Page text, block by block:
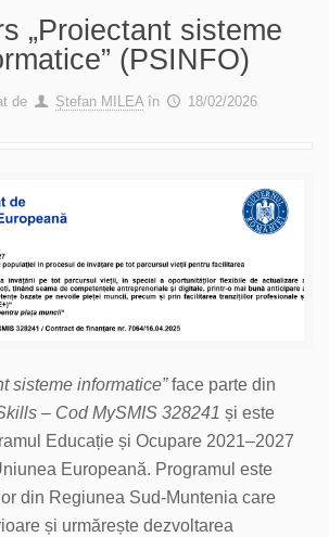
„Proiectant sisteme
(PSINFO)
de Ștefan MILEA în 18/02/2026
sisteme informatice”face parte din
– Cod MySMIS 328241 și este
Educație și Ocupare 2021–2027
Europeană. Programul este
din Regiunea Sud-Muntenia care
și urmărește dezvoltarea